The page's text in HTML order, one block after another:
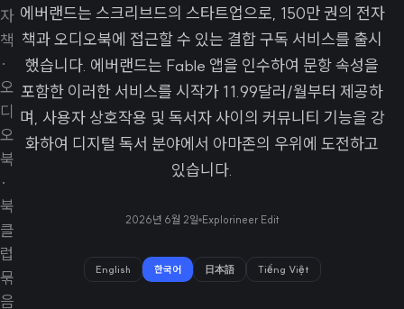
에버랜드는 스크리브드의 스타트업으로, 150만 권의 전자
책과 오디오북에 접근할 수 있는 결합 구독 서비스를 출시
했습니다. 에버랜드는 Fable 앱을 인수하여 문항 속성을
포함한 이러한 서비스를 시작가 11.99달러/월부터 제공하
며, 사용자 상호작용 및 독서자 사이의 커뮤니티 기능을 강
화하여 디지털 독서 분야에서 아마존의 우위에 도전하고
있습니다.
2026년 6월 2일 Explorineer Edit
English 한국어 日本語 Tiếng Việt